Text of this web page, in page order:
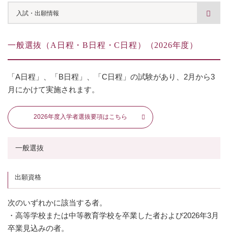
入試・出願情報
Webオープンキャンパス
個別相談（来学・オンライン）
パンフレット・資料請求
一般選抜（A日程・B日程・C日程）（2026年度）
「A日程」、「B日程」、「C日程」の試験があり、2月から3
月にかけて実施されます。
2026年度入学者選抜要項はこちら
一般選抜
出願資格
次のいずれかに該当する者。
・高等学校または中等教育学校を卒業した者および2026年3月
卒業見込みの者。